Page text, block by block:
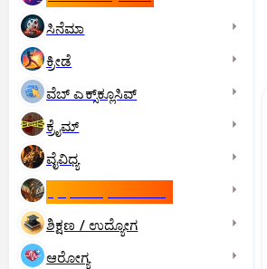
ಸಿನೆಮಾ
ಕ್ರೀಡೆ
ವೆಬ್ ಎಕ್ಸ್‌ಕ್ಲೂಸಿವ್
ಕ್ರೈಮ್
ವೈವಿಧ್ಯ
ಶಿಕ್ಷಣ / ಉದ್ಯೋಗ
ಆರೋಗ್ಯ